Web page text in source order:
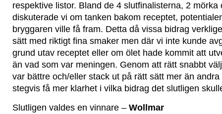
respektive listor. Bland de 4 slutfinalisterna, 2 mörka
diskuterade vi om tanken bakom receptet,
bryggaren ville få fram. Detta då vissa bidrag
sätt med riktigt fina smaker men där vi inte kunde
grund utav receptet eller om ölet hade kommit att
än vad som var meningen. Genom att rätt snabbt
var bättre och/eller stack ut på rätt sätt mer än
stegvis få mer klarhet i vilka bidrag det slutligen
Slutligen valdes en vinnare – Wollmar